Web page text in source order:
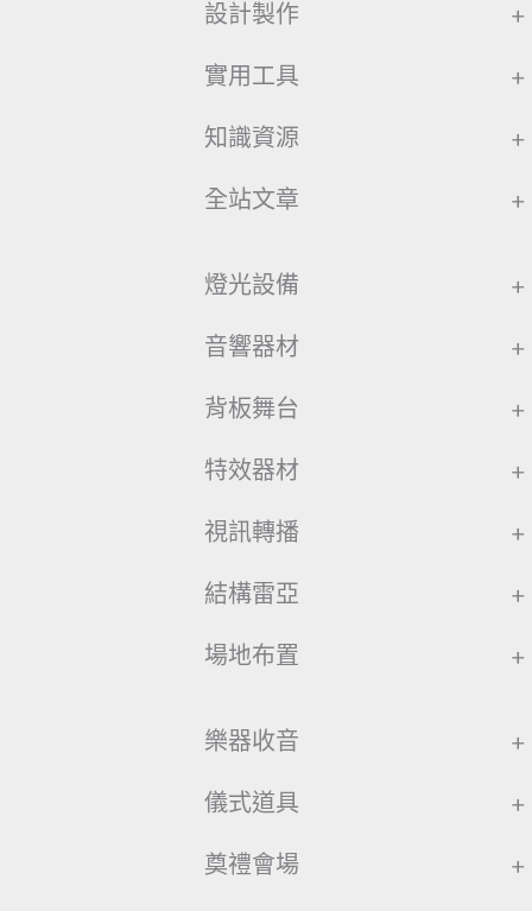
設計製作 +
實用工具 +
知識資源 +
全站文章 +
燈光設備 +
音響器材 +
背板舞台 +
特效器材 +
視訊轉播 +
結構雷亞 +
場地布置 +
樂器收音 +
儀式道具 +
奠禮會場 +